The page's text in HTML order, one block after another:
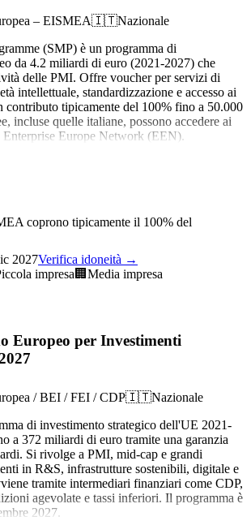
– EISMEA🇮🇹Nazionale
(SMP) è un programma di
da 4.2 miliardi di euro (2021-2027) che
delle PMI. Offre voucher per servizi di
intellettuale, standardizzazione e accesso ai
contributo tipicamente del 100% fino a 50.000
incluse quelle italiane, possono accedere ai
Enterprise Europe Network (EEN).
coprono tipicamente il 100% del
2027Verifica idoneità →
impresa 🏢 Media impresa
Europeo per Investimenti
/ BEI / FEI / CDP🇮🇹Nazionale
di investimento strategico dell'UE 2021-
a 372 miliardi di euro tramite una garanzia
Si rivolge a PMI, mid-cap e grandi
in R&S, infrastrutture sostenibili, digitale e
tramite intermediari finanziari come CDP,
agevolate e tassi inferiori. Il programma è
2027.